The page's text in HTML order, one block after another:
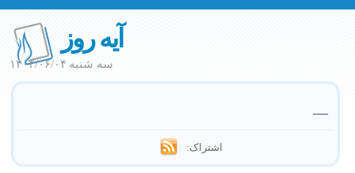
آیه روز
سه شنبه ۱۴۰۴/۰۶/۰۴
—
اشتراک: